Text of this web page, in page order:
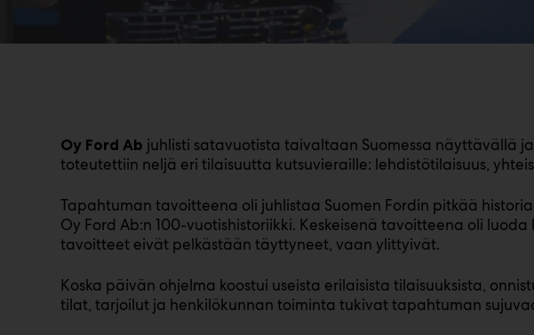
Oy Ford Ab juhlisti satavuotista taivaltaan Suomessa näyttävällä
toteutettiin neljä eri tilaisuutta kutsuvieraille: lehdistötilaisuus,
Tapahtuman tavoitteena oli juhlistaa Suomen Fordin pitkää
Oy Ford Ab:n 100-vuotishistoriikki. Keskeisenä tavoitteena oli
tavoitteet eivät pelkästään täyttyneet, vaan ylittyivät.
Koska päivän ohjelma koostui useista erilaisista tilaisuuksista,
tilat, tarjoilut ja henkilökunnan toiminta tukivat tapahtuman